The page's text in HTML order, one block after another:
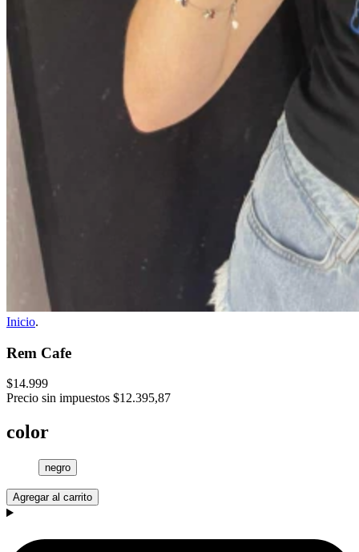
Inicio.
Rem Cafe
$14.999
Precio sin impuestos $12.395,87
color
negro
Agregar al carrito